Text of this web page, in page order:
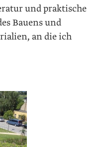
und praktische
Bauens und
an die ich